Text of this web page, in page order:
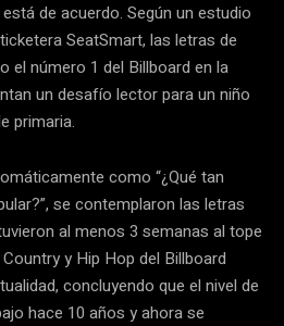
de acuerdo. Según un estudio
SeatSmart, las letras de
el número 1 del Billboard en la
un desafío lector para un niño
primaria.
como “¿Qué tan
se contemplaron las letras
al menos 3 semanas al tope
y Hip Hop del Billboard
concluyendo que el nivel de
hace 10 años y ahora se